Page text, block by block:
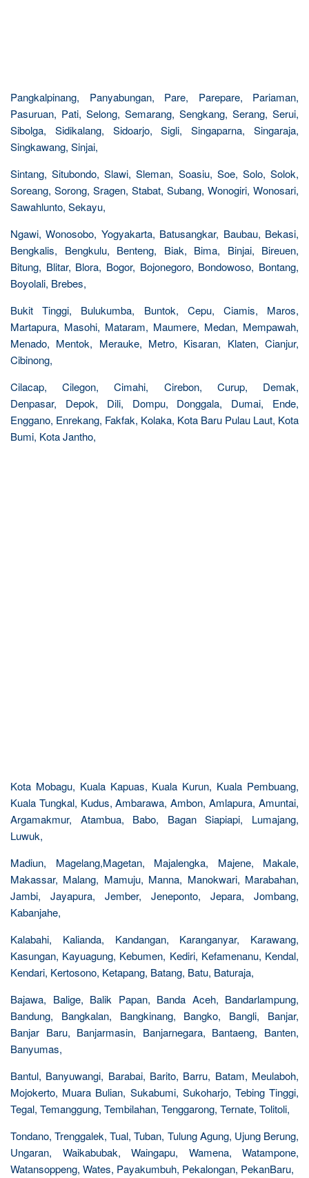
Pangkalpinang, Panyabungan, Pare, Parepare, Pariaman,
Pasuruan, Pati, Selong, Semarang, Sengkang, Serang, Serui,
Sibolga, Sidikalang, Sidoarjo, Sigli, Singaparna, Singaraja,
Singkawang, Sinjai,
Sintang, Situbondo, Slawi, Sleman, Soasiu, Soe, Solo, Solok,
Soreang, Sorong, Sragen, Stabat, Subang, Wonogiri, Wonosari,
Sawahlunto, Sekayu,
Ngawi, Wonosobo, Yogyakarta, Batusangkar, Baubau, Bekasi,
Bengkalis, Bengkulu, Benteng, Biak, Bima, Binjai, Bireuen,
Bitung, Blitar, Blora, Bogor, Bojonegoro, Bondowoso, Bontang,
Boyolali, Brebes,
Bukit Tinggi, Bulukumba, Buntok, Cepu, Ciamis, Maros,
Martapura, Masohi, Mataram, Maumere, Medan, Mempawah,
Menado, Mentok, Merauke, Metro, Kisaran, Klaten, Cianjur,
Cibinong,
Cilacap, Cilegon, Cimahi, Cirebon, Curup, Demak,
Denpasar, Depok, Dili, Dompu, Donggala, Dumai, Ende,
Enggano, Enrekang, Fakfak, Kolaka, Kota Baru Pulau Laut, Kota
Bumi, Kota Jantho,
Kota Mobagu, Kuala Kapuas, Kuala Kurun, Kuala Pembuang,
Kuala Tungkal, Kudus, Ambarawa, Ambon, Amlapura, Amuntai,
Argamakmur, Atambua, Babo, Bagan Siapiapi, Lumajang,
Luwuk,
Madiun, Magelang,Magetan, Majalengka, Majene, Makale,
Makassar, Malang, Mamuju, Manna, Manokwari, Marabahan,
Jambi, Jayapura, Jember, Jeneponto, Jepara, Jombang,
Kabanjahe,
Kalabahi, Kalianda, Kandangan, Karanganyar, Karawang,
Kasungan, Kayuagung, Kebumen, Kediri, Kefamenanu, Kendal,
Kendari, Kertosono, Ketapang, Batang, Batu, Baturaja,
Bajawa, Balige, Balik Papan, Banda Aceh, Bandarlampung,
Bandung, Bangkalan, Bangkinang, Bangko, Bangli, Banjar,
Banjar Baru, Banjarmasin, Banjarnegara, Bantaeng, Banten,
Banyumas,
Bantul, Banyuwangi, Barabai, Barito, Barru, Batam, Meulaboh,
Mojokerto, Muara Bulian, Sukabumi, Sukoharjo, Tebing Tinggi,
Tegal, Temanggung, Tembilahan, Tenggarong, Ternate, Tolitoli,
Tondano, Trenggalek, Tual, Tuban, Tulung Agung, Ujung Berung,
Ungaran, Waikabubak, Waingapu, Wamena, Watampone,
Watansoppeng, Wates, Payakumbuh, Pekalongan, PekanBaru,